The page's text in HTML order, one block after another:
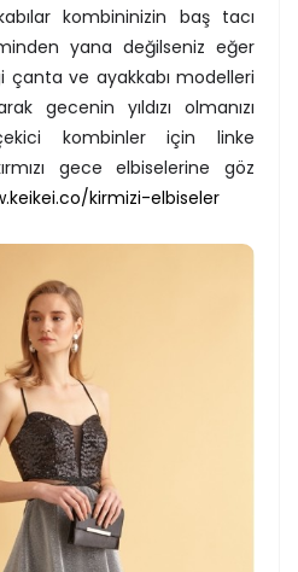
kombininizin baş tacı
yana değilseniz eğer
ve ayakkabı modelleri
gecenin yıldızı olmanızı
kombinler için linke
gece elbiselerine göz
kirmizi-elbiseler